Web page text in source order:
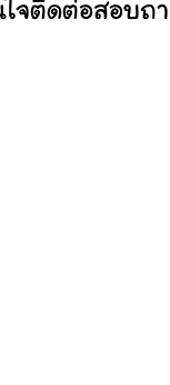
จติดต่อสอบถ